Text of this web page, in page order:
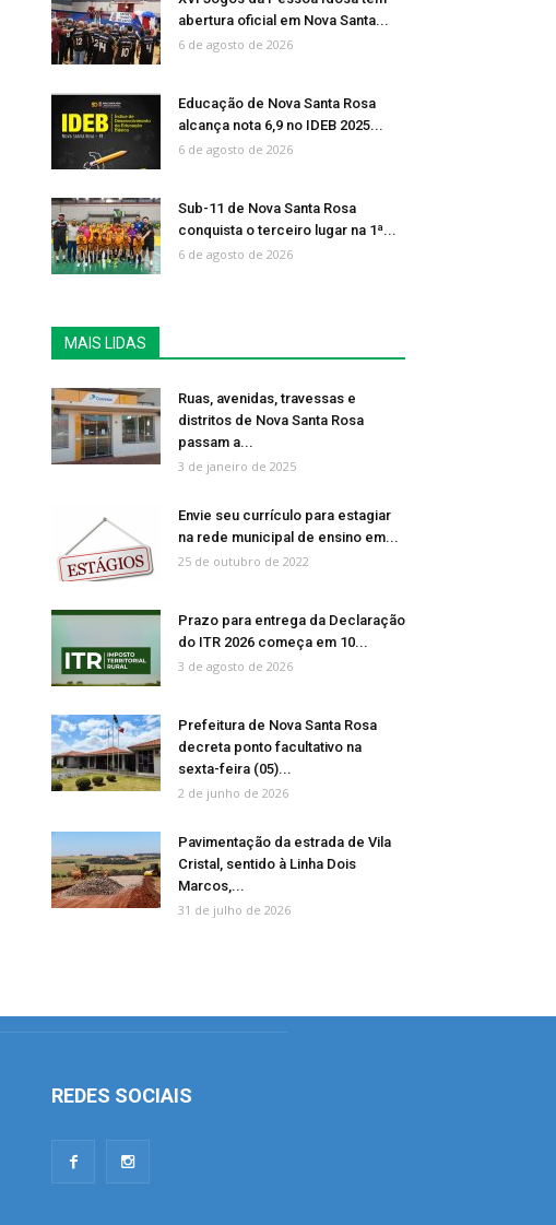
abertura oficial em Nova Santa...
6 de agosto de 2026
Educação de Nova Santa Rosa
alcança nota 6,9 no IDEB 2025...
6 de agosto de 2026
Sub-11 de Nova Santa Rosa
conquista o terceiro lugar na 1ª...
6 de agosto de 2026
MAIS LIDAS
Ruas, avenidas, travessas e
distritos de Nova Santa Rosa
passam a...
3 de janeiro de 2025
Envie seu currículo para estagiar
na rede municipal de ensino em...
25 de outubro de 2022
Prazo para entrega da Declaração
do ITR 2026 começa em 10...
3 de agosto de 2026
Prefeitura de Nova Santa Rosa
decreta ponto facultativo na
sexta-feira (05)...
2 de junho de 2026
Pavimentação da estrada de Vila
Cristal, sentido à Linha Dois
Marcos,...
31 de julho de 2026
REDES SOCIAIS